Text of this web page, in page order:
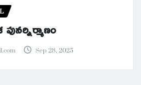
Sep 28, 2025